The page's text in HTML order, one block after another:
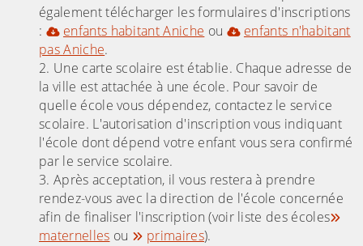
également télécharger les formulaires d'inscriptions
:
enfants habitant Aniche ou
enfants n'habitant
pas Aniche.
Une carte scolaire est établie. Chaque adresse de
la ville est attachée à une école. Pour savoir de
quelle école vous dépendez, contactez le service
scolaire. L'autorisation d'inscription vous indiquant
l'école dont dépend votre enfant vous sera confirmé
par le service scolaire.
Après acceptation, il vous restera à prendre
rendez-vous avec la direction de l'école concernée
afin de finaliser l'inscription (voir liste des écoles
maternelles ou primaires).